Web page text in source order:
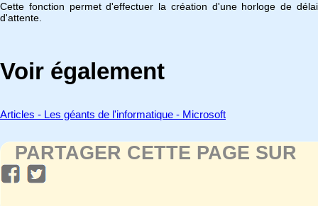
Cette fonction permet d'effectuer la création d'une horloge de délai
d'attente.
Voir également
Articles - Les géants de l'informatique - Microsoft
PARTAGER CETTE PAGE SUR